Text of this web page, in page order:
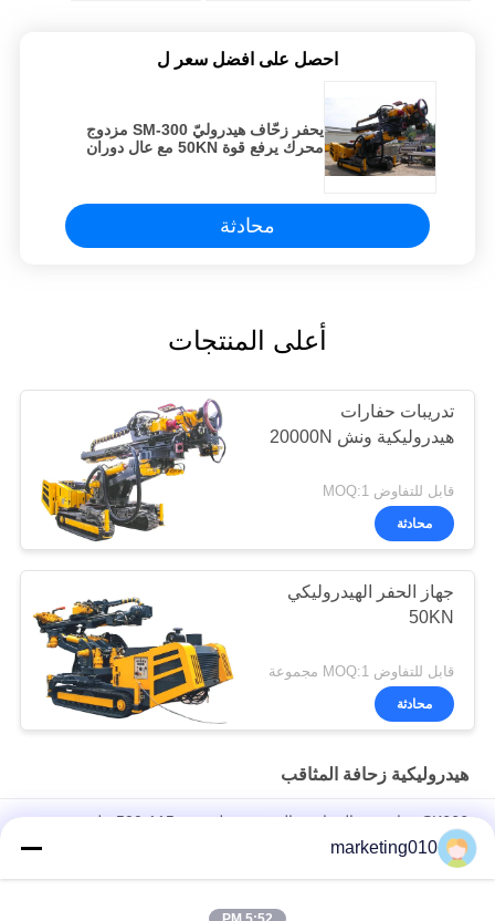
احصل على افضل سعر ل
يحفر زحّاف هيدروليّ SM-300 مزدوج
محرك يرفع قوة 50KN مع عال دوران
محادثة
أعلى المنتجات
تدريبات حفارات
هيدروليكية ونش 20000N
قابل للتفاوض MOQ:1
محادثة
جهاز الحفر الهيدروليكي
50KN
قابل للتفاوض MOQ:1 مجموعة
محادثة
هيدروليكية زحافة المثاقب
SK666 جهاز حفر الخوازيق الدقيقة بقطر حفر 115-500 ملم،
لأعمال الحفر الهندسية عالية الدقة.
marketing010